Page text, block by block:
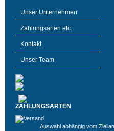
Unser Unternehmen
Zahlungsarten etc.
Kontakt
Unser Team
ZAHLUNGSARTEN
Auswahl abhängig vom